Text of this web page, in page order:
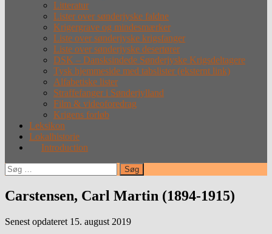
Litteratur
Lister over sønderjyske faldne
Krigergrave og mindesmærker
Liste over sønderjyske krigsfanger
Liste over sønderjyske desertører
DSK – Dansksindede Sønderjyske Krigsdeltagere
Tysk hjemmeside med tabslister (eksternt link)
Alfabetiske lister
Straffefanger i Sønderjylland
Film & videoforedrag
Krigens forløb
Leksikon
Lokalhistorie
Introduction
Søg
efter:
Carstensen, Carl Martin (1894-1915)
Senest opdateret 15. august 2019